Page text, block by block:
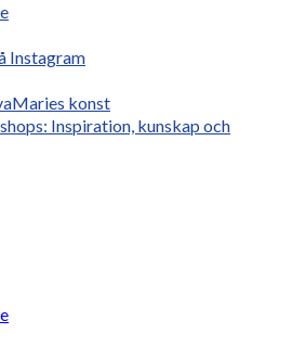
Instagram
konst
Inspiration, kunskap och